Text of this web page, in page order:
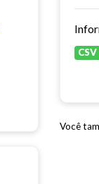
CSV
Você